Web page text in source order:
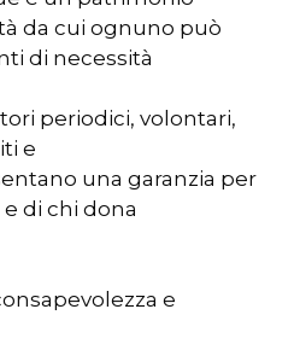
da cui ognuno può
di necessità
periodici, volontari,
e
una garanzia per
di chi dona
e